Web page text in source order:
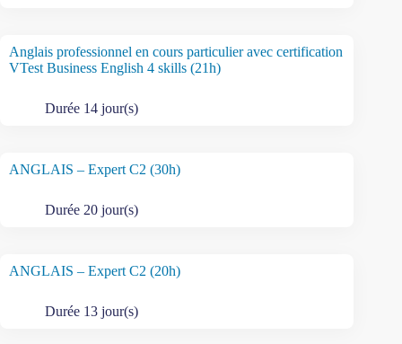
Anglais professionnel en cours particulier avec certification
VTest Business English 4 skills (21h)
Durée 14 jour(s)
ANGLAIS – Expert C2 (30h)
Durée 20 jour(s)
ANGLAIS – Expert C2 (20h)
Durée 13 jour(s)